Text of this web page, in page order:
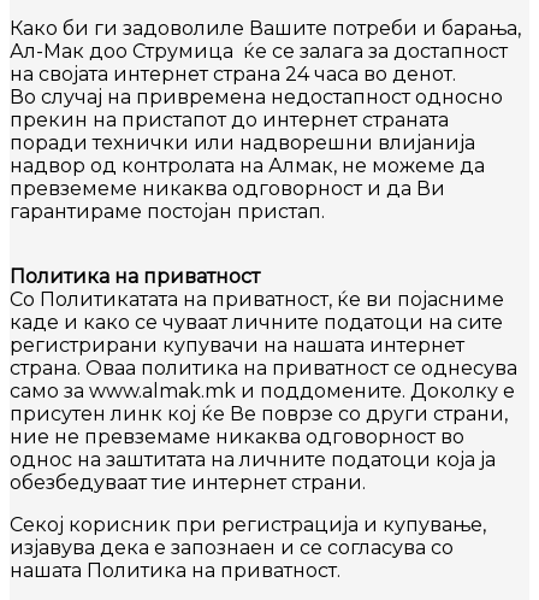
Како би ги задоволиле Вашите потреби и барања,
Ал-Мак доо Струмица ќе се залага за достапност
на својата интернет страна 24 часа во денот.
Во случај на привремена недостапност односно
прекин на пристапот до интернет страната
поради технички или надворешни влијанија
надвор од контролата на Алмак, не можеме да
превземеме никаква одговорност и да Ви
гарантираме постојан пристап.
Политика на приватност
Со Политикатата на приватност, ќе ви појасниме
каде и како се чуваат личните податоци на сите
регистрирани купувачи на нашата интернет
страна. Оваа политика на приватност се однесува
само за www.almak.mk и поддомените. Доколку е
присутен линк кој ќе Ве поврзе со други страни,
ние не превземаме никаква одговорност во
однос на заштитата на личните податоци која ја
обезбедуваат тие интернет страни.
Секој корисник при регистрација и купување,
изјавува дека е запознаен и се согласува со
нашата Политика на приватност.